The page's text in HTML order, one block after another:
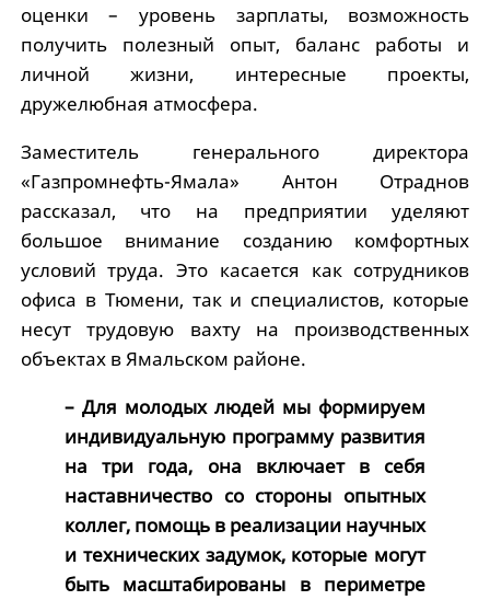
оценки – уровень зарплаты, возможность
получить полезный опыт, баланс работы и
личной жизни, интересные проекты,
дружелюбная атмосфера.
Заместитель генерального директора
«Газпромнефть-Ямала» Антон Отраднов
рассказал, что на предприятии уделяют
большое внимание созданию комфортных
условий труда. Это касается как сотрудников
офиса в Тюмени, так и специалистов, которые
несут трудовую вахту на производственных
объектах в Ямальском районе.
– Для молодых людей мы формируем
индивидуальную программу развития
на три года, она включает в себя
наставничество со стороны опытных
коллег, помощь в реализации научных
и технических задумок, которые могут
быть масштабированы в периметре